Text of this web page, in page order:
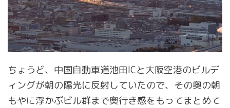
ちょうど、中国自動車道池田ICと大阪空港のビルデ
ィングが朝の陽光に反射していたので、その奥の朝
もやに浮かぶビル群まで奥行き感をもってまとめて